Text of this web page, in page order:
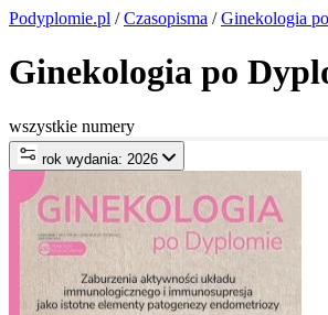
Podyplomie.pl /Czasopisma /Ginekologia
Ginekologia po
wszystkie numery
rok wydania: 2026